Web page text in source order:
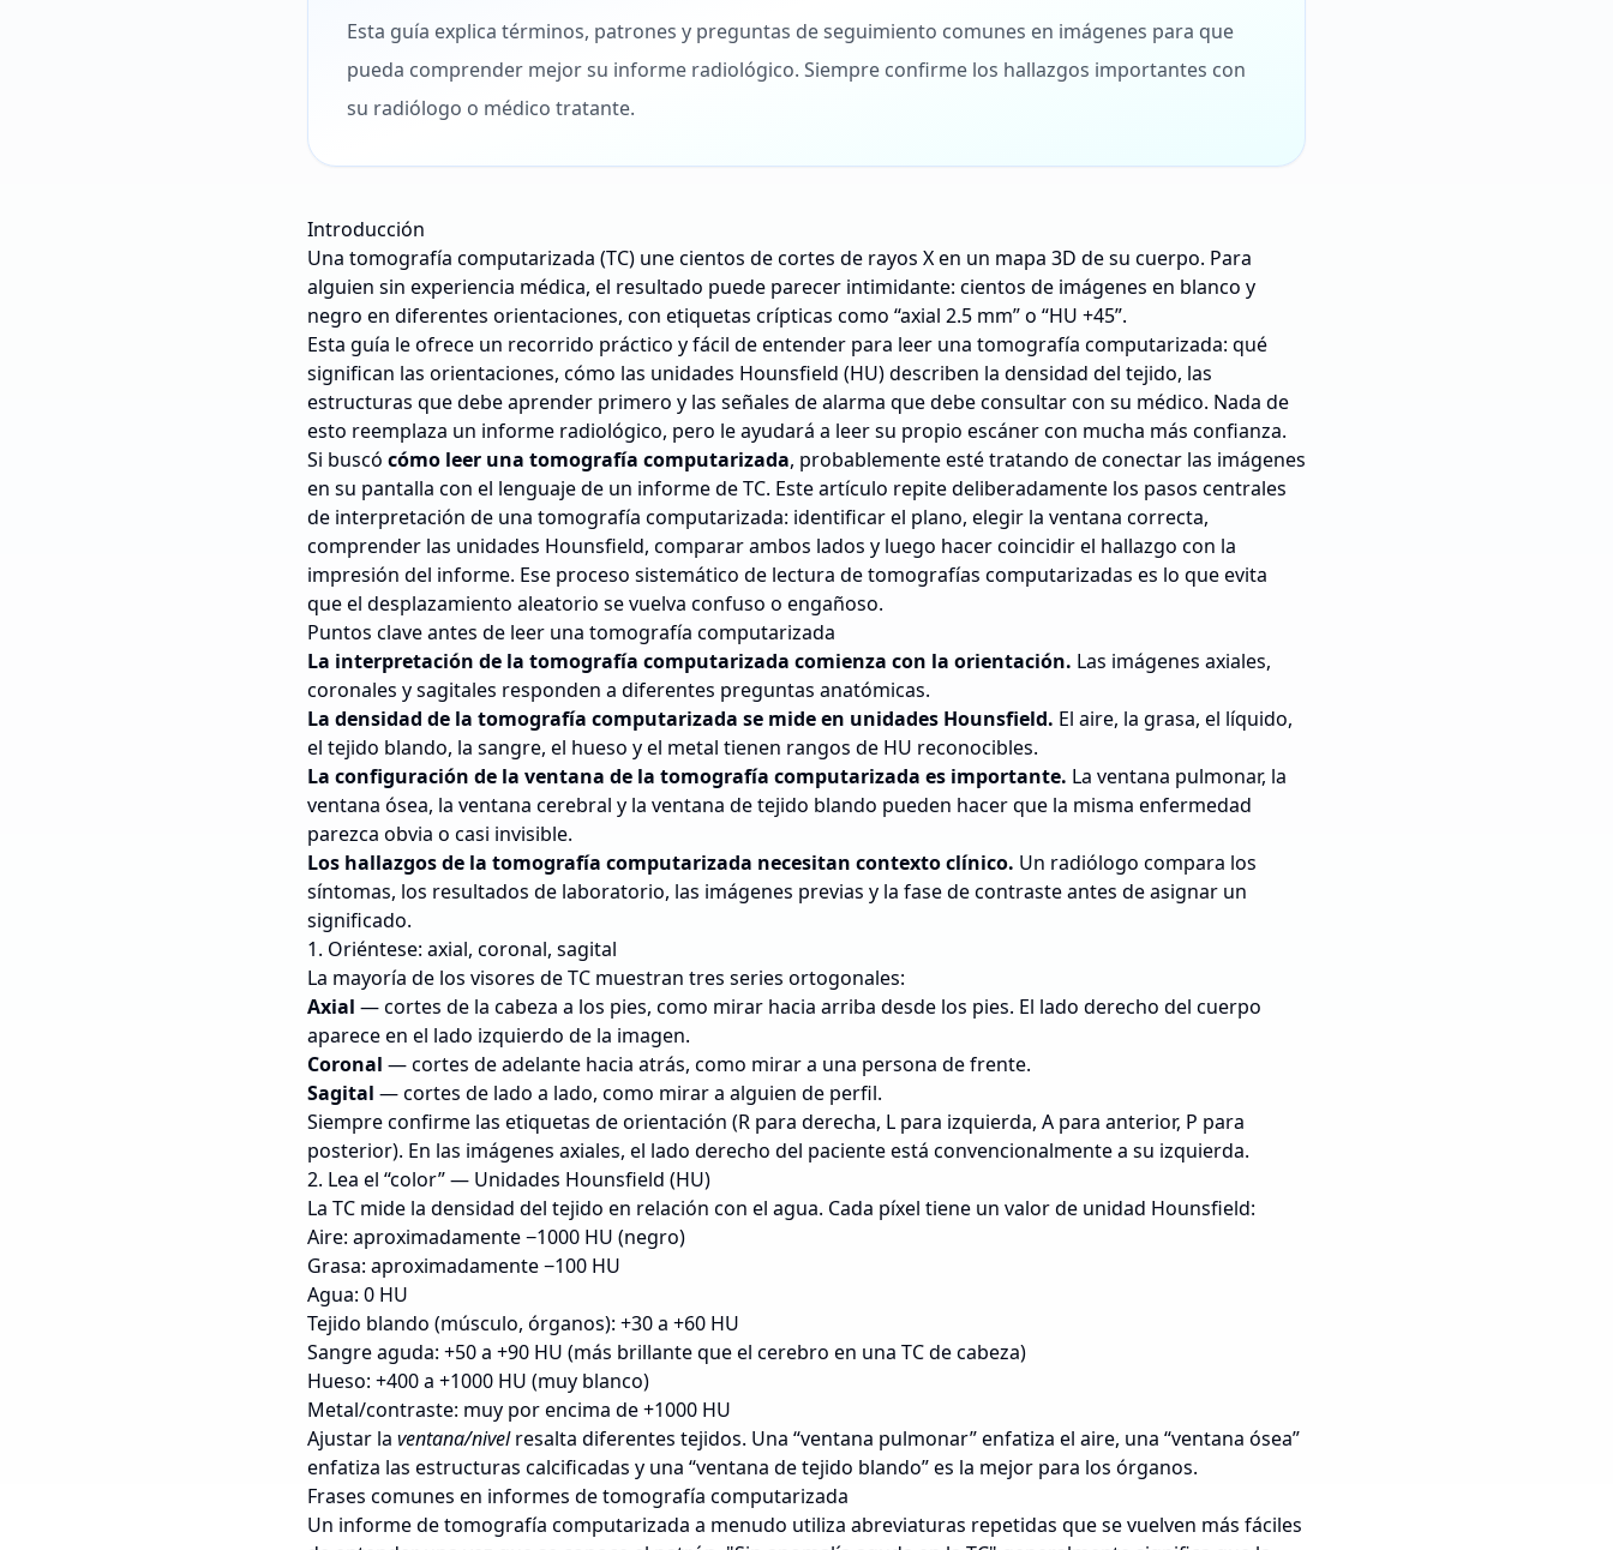
Esta guía explica términos, patrones y preguntas de seguimiento comunes en imágenes para que
pueda comprender mejor su informe radiológico. Siempre confirme los hallazgos importantes con
su radiólogo o médico tratante.
Introducción
Una tomografía computarizada (TC) une cientos de cortes de rayos X en un mapa 3D de su cuerpo. Para
alguien sin experiencia médica, el resultado puede parecer intimidante: cientos de imágenes en blanco y
negro en diferentes orientaciones, con etiquetas crípticas como “axial 2.5 mm” o “HU +45”.
Esta guía le ofrece un recorrido práctico y fácil de entender para leer una tomografía computarizada: qué
significan las orientaciones, cómo las unidades Hounsfield (HU) describen la densidad del tejido, las
estructuras que debe aprender primero y las señales de alarma que debe consultar con su médico. Nada de
esto reemplaza un informe radiológico, pero le ayudará a leer su propio escáner con mucha más confianza.
Si buscó cómo leer una tomografía computarizada, probablemente esté tratando de conectar las imágenes
en su pantalla con el lenguaje de un informe de TC. Este artículo repite deliberadamente los pasos centrales
de interpretación de una tomografía computarizada: identificar el plano, elegir la ventana correcta,
comprender las unidades Hounsfield, comparar ambos lados y luego hacer coincidir el hallazgo con la
impresión del informe. Ese proceso sistemático de lectura de tomografías computarizadas es lo que evita
que el desplazamiento aleatorio se vuelva confuso o engañoso.
Puntos clave antes de leer una tomografía computarizada
La interpretación de la tomografía computarizada comienza con la orientación. Las imágenes axiales,
coronales y sagitales responden a diferentes preguntas anatómicas.
La densidad de la tomografía computarizada se mide en unidades Hounsfield. El aire, la grasa, el líquido,
el tejido blando, la sangre, el hueso y el metal tienen rangos de HU reconocibles.
La configuración de la ventana de la tomografía computarizada es importante. La ventana pulmonar, la
ventana ósea, la ventana cerebral y la ventana de tejido blando pueden hacer que la misma enfermedad
parezca obvia o casi invisible.
Los hallazgos de la tomografía computarizada necesitan contexto clínico. Un radiólogo compara los
síntomas, los resultados de laboratorio, las imágenes previas y la fase de contraste antes de asignar un
significado.
1. Oriéntese: axial, coronal, sagital
La mayoría de los visores de TC muestran tres series ortogonales:
Axial — cortes de la cabeza a los pies, como mirar hacia arriba desde los pies. El lado derecho del cuerpo
aparece en el lado izquierdo de la imagen.
Coronal — cortes de adelante hacia atrás, como mirar a una persona de frente.
Sagital — cortes de lado a lado, como mirar a alguien de perfil.
Siempre confirme las etiquetas de orientación (R para derecha, L para izquierda, A para anterior, P para
posterior). En las imágenes axiales, el lado derecho del paciente está convencionalmente a su izquierda.
2. Lea el “color” — Unidades Hounsfield (HU)
La TC mide la densidad del tejido en relación con el agua. Cada píxel tiene un valor de unidad Hounsfield:
Aire: aproximadamente −1000 HU (negro)
Grasa: aproximadamente −100 HU
Agua: 0 HU
Tejido blando (músculo, órganos): +30 a +60 HU
Sangre aguda: +50 a +90 HU (más brillante que el cerebro en una TC de cabeza)
Hueso: +400 a +1000 HU (muy blanco)
Metal/contraste: muy por encima de +1000 HU
Ajustar la ventana/nivelresalta diferentes tejidos. Una “ventana pulmonar” enfatiza el aire, una “ventana ósea”
enfatiza las estructuras calcificadas y una “ventana de tejido blando” es la mejor para los órganos.
Frases comunes en informes de tomografía computarizada
Un informe de tomografía computarizada a menudo utiliza abreviaturas repetidas que se vuelven más fáciles